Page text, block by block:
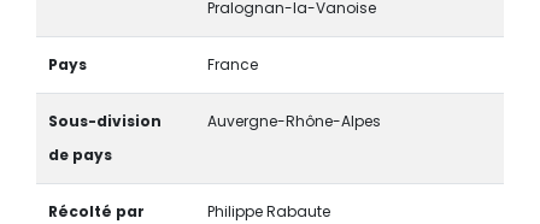
Pralognan-la-Vanoise
Pays France
Sous-division
de pays
Auvergne-Rhône-Alpes
Récolté par Philippe Rabaute